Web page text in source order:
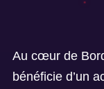
Au cœur de
bénéficie d’un